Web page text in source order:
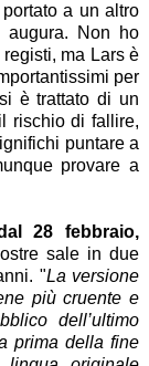
a un altro
augura. Non ho
ma Lars è
per
è trattato di un
rischio di fallire,
puntare a
provare a
28 febbraio,
sale in due
"La versione
più cruente e
dell’ultimo
prima della fine